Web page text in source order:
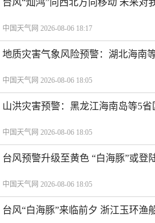
台风“灿鸿”向西北方向移动 未来对
中国天气网 2026-08-06 18:17
地质灾害气象风险预警：湖北海南
中国天气网 2026-08-06 18:05
山洪灾害预警：黑龙江海南岛等5
中国天气网 2026-08-06 18:05
台风预警升级至黄色 “白海豚”或登
中国天气网 2026-08-06 18:05
台风“白海豚”来临前夕 浙江玉环渔